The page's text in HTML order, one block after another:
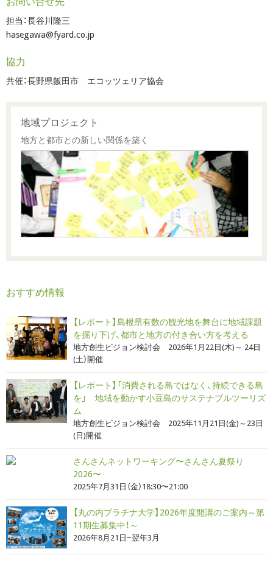
担当：長谷川隆三
hasegawa@fyard.co.jp
協力
共催：長野県飯田市 エコッツェリア協会
地域プロジェクト
地方と都市との新しい関係を築く
おすすめ情報
【レポート】島根県有数の観光地を舞台に地域課題
を掘り下げ、都市と地方の付き合い方を考える
地方創生ビジョン検討会 2026年1月22日(木)～ 24日
(土）開催
【レポート】「消費される島ではなく、持続できる島
を」 地域を動かす小豆島のサステナブルツーリズ
ム
地方創生ビジョン検討会 2025年11月21日(金)～23日
(日)開催
さんさんネットワーキング〜さんさん夏祭り
2026〜
2025年7月31日（金）18:30〜21:00
【丸の内プラチナ大学】2026年度開講のご案内～第
11期生募集中！～
2026年8月21日−翌年3月